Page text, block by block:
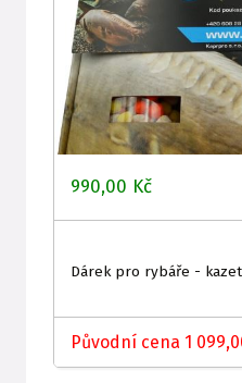
990,00 Kč
Dárek pro rybáře -
Původní cena 1